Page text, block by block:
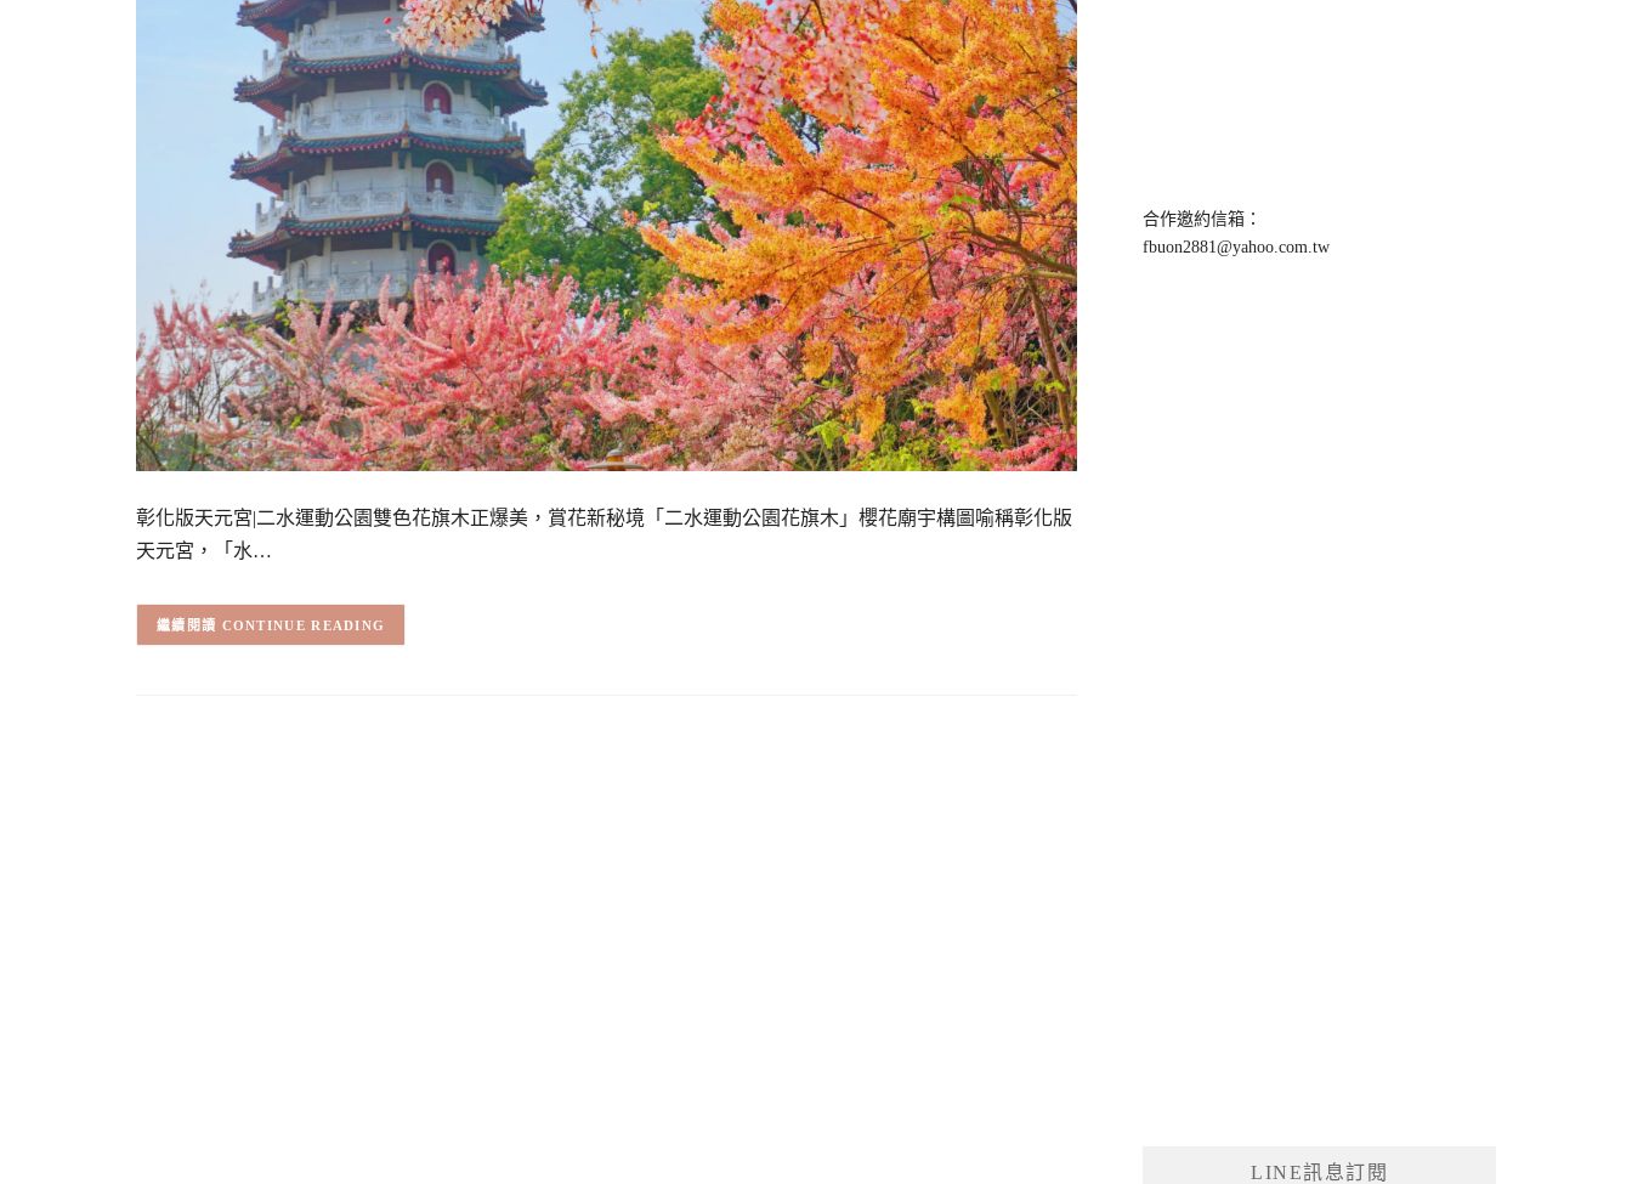
彰化版天元宮|二水運動公園雙色花旗木正爆美，賞花新秘境「二水運動公園花旗木」櫻花廟宇構圖喻稱彰化版
天元宮，「水…
CONTINUE READING
合作邀約信箱：
fbuon2881@yahoo.com.tw
LINE訊息訂閱